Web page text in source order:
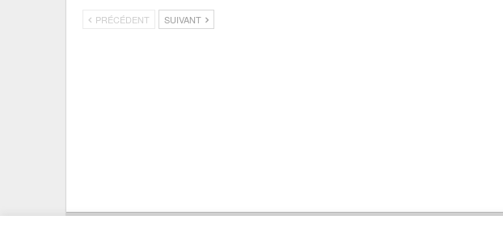
PRÉCÉDENT SUIVANT